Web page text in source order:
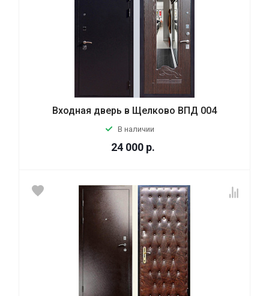
Входная дверь в Щелково ВПД 004
В наличии
24 000 р.